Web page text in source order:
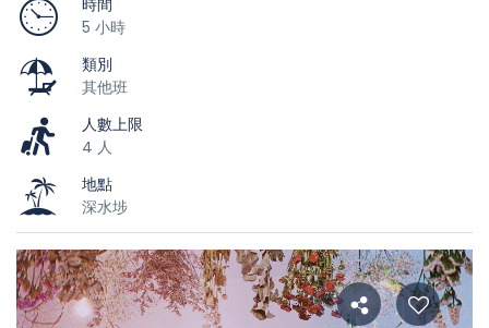
5 小時
類別
其他班
人數上限
4 人
地點
深水埗